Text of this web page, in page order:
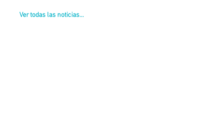
Ver todas las noticias...